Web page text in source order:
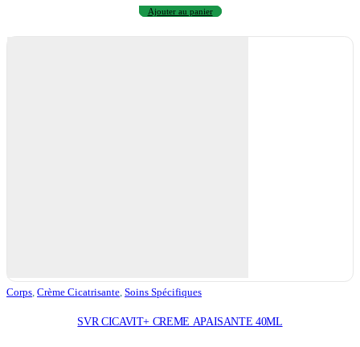
Ajouter au panier
Corps, Crème Cicatrisante, Soins Spécifiques
SVR CICAVIT+ CREME APAISANTE 40ML